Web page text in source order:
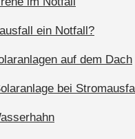
ein Notfall?
bei